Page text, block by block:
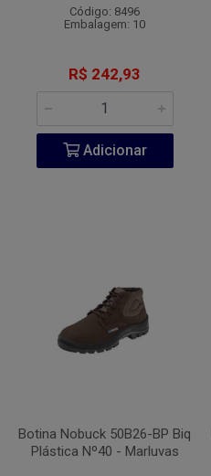
Código: 8496
Embalagem: 10
R$ 242,93
Adicionar
Botina Nobuck 50B26-BP Biq
Plástica Nº40 - Marluvas